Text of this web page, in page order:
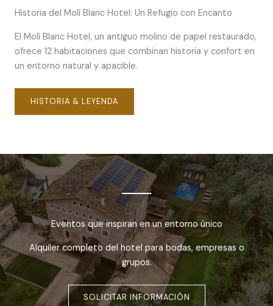
Historia del Molí Blanc Hotel: Un Refugio con Encanto
El Molí Blanc Hotel, un antiguo molino de papel restaurado,
ofrece 12 habitaciones que combinan historia y confort en
un entorno natural y apacible.
HISTORIA & LEYENDA
Eventos que inspiran en un entorno único
Alquiler completo del hotel para bodas, empresas o
grupos.
SOLICITAR INFORMACIÓN